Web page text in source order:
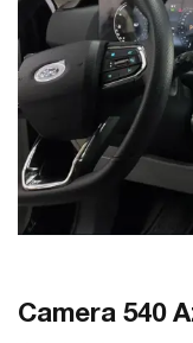
Camera 540